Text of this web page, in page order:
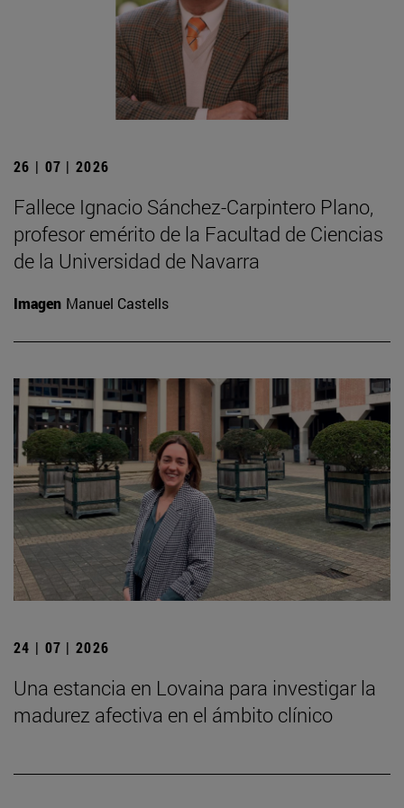
26 | 07 | 2026
Fallece Ignacio Sánchez-Carpintero Plano,
profesor emérito de la Facultad de Ciencias
de la Universidad de Navarra
Imagen Manuel Castells
24 | 07 | 2026
Una estancia en Lovaina para investigar la
madurez afectiva en el ámbito clínico